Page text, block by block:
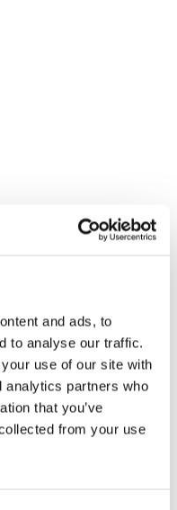
and ads, to
to analyse our traffic.
use of our site with
analytics partners who
that you’ve
from your use
diritto a